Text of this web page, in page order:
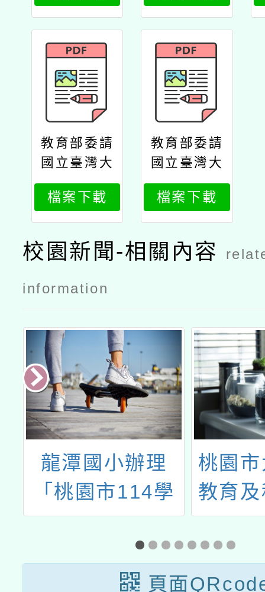
教育部委請
國立臺灣大
學辦理114
年度高級中
等學校綜合
活動領域生
命教育科第
十期教師在
招生簡章
檔案下載
教育部委請
國立臺灣大
學辦理114
年度教師在
職進修生命
教育增能學
分班第二期
檔案下載
校園新聞-相關內容
information
中
桃園市大溪自造
教育及科技中心
114年二月份教
師研習
國
學
覺
教
頁面